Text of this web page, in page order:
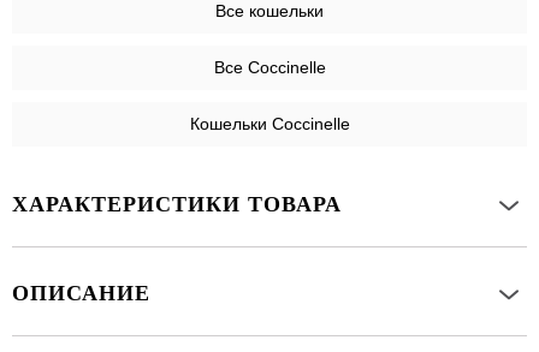
Все кошельки
Все Coccinelle
Кошельки Coccinelle
ХАРАКТЕРИСТИКИ ТОВАРА
ОПИСАНИЕ